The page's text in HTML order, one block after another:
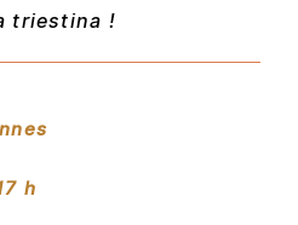
triestina !
h